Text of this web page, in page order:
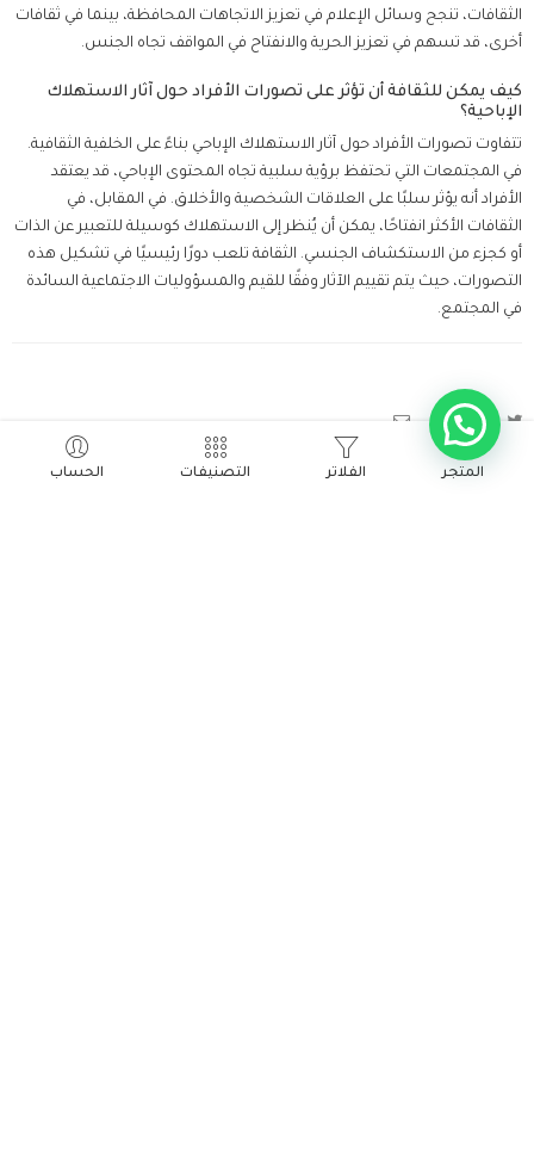
الثقافات، تنجح وسائل الإعلام في تعزيز الاتجاهات المحافظة، بينما في ثقافات
أخرى، قد تسهم في تعزيز الحرية والانفتاح في المواقف تجاه الجنس.
كيف يمكن للثقافة أن تؤثر على تصورات الأفراد حول آثار الاستهلاك
الإباحية؟
تتفاوت تصورات الأفراد حول آثار الاستهلاك الإباحي بناءً على الخلفية الثقافية.
في المجتمعات التي تحتفظ برؤية سلبية تجاه المحتوى الإباحي، قد يعتقد
الأفراد أنه يؤثر سلبًا على العلاقات الشخصية والأخلاق. في المقابل، في
الثقافات الأكثر انفتاحًا، يمكن أن يُنظر إلى الاستهلاك كوسيلة للتعبير عن الذات
أو كجزء من الاستكشاف الجنسي. الثقافة تلعب دورًا رئيسيًا في تشكيل هذه
التصورات، حيث يتم تقييم الآثار وفقًا للقيم والمسؤوليات الاجتماعية السائدة
في المجتمع.
المتجر الفلاتر التصنيفات الحساب